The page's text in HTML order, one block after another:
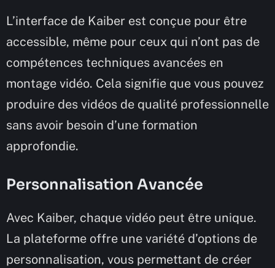
L’interface de Kaiber est conçue pour être
accessible, même pour ceux qui n’ont pas de
compétences techniques avancées en
montage vidéo. Cela signifie que vous pouvez
produire des vidéos de qualité professionnelle
sans avoir besoin d’une formation
approfondie.
Personnalisation Avancée
Avec Kaiber, chaque vidéo peut être unique.
La plateforme offre une variété d’options de
personnalisation, vous permettant de créer